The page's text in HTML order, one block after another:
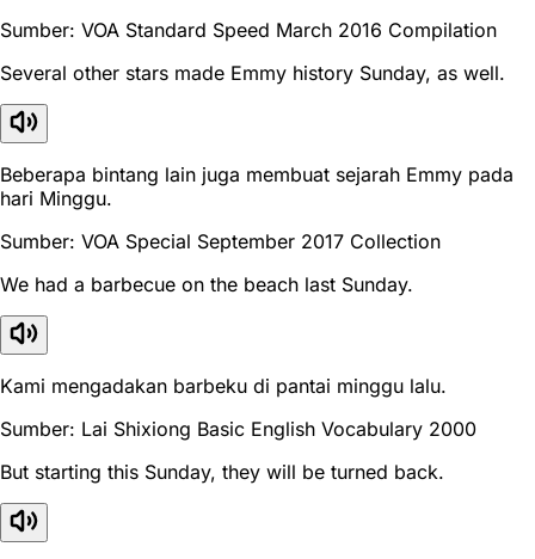
Sumber: VOA Standard Speed March 2016 Compilation
Several other stars made Emmy history Sunday, as well.
Beberapa bintang lain juga membuat sejarah Emmy pada
hari Minggu.
Sumber: VOA Special September 2017 Collection
We had a barbecue on the beach last Sunday.
Kami mengadakan barbeku di pantai minggu lalu.
Sumber: Lai Shixiong Basic English Vocabulary 2000
But starting this Sunday, they will be turned back.